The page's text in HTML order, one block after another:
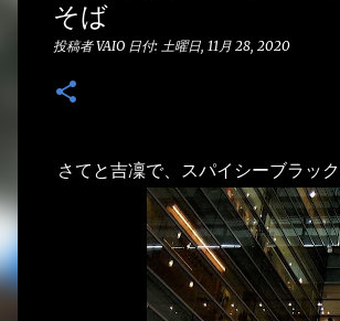
そば
投稿者VAIO 日付: 土曜日, 11月 28, 2020
さてと吉凜で、スパイシーブラッ